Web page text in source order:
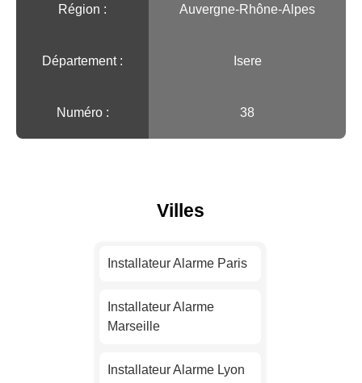
Région :️ Auvergne-Rhône-Alpes
Département : Isere
Numéro : 38
Villes
Installateur Alarme Paris
Installateur Alarme
Marseille
Installateur Alarme Lyon